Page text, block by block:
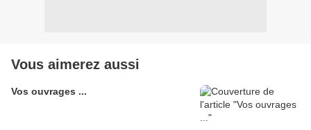
Vous aimerez aussi
Vos ouvrages ...